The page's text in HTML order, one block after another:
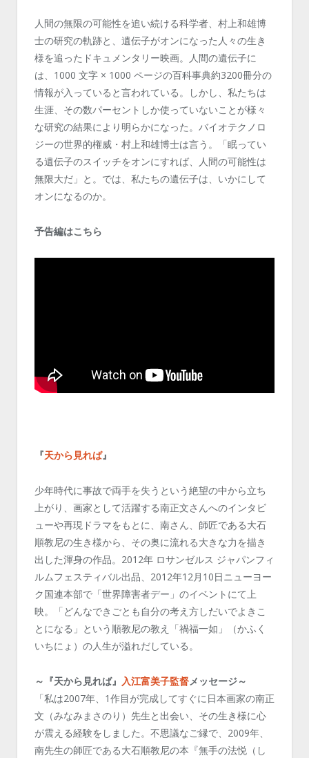
人間の無限の可能性を追い続ける科学者、村上和雄博
士の研究の軌跡と、遺伝子がオンになった人々の生き
様を追ったドキュメンタリー映画。人間の遺伝子に
は、1000 文字 × 1000 ページの百科事典約3200冊分の
情報が入っていると言われている。しかし、私たちは
生涯、その数パーセントしか使っていないことが様々
な研究の結果により明らかになった。バイオテクノロ
ジーの世界的権威・村上和雄博士は言う。「眠ってい
る遺伝子のスイッチをオンにすれば、人間の可能性は
無限大だ」と。では、私たちの遺伝子は、いかにして
オンになるのか。
予告編はこちら
『天から見れば』
少年時代に事故で両手を失うという絶望の中から立ち
上がり、画家として活躍する南正文さんへのインタビ
ューや再現ドラマをもとに、南さん、師匠である大石
順教尼の生き様から、その奥に流れる大きな力を描き
出した渾身の作品。2012年 ロサンゼルス ジャパンフィ
ルムフェスティバル出品、2012年12月10日ニューヨー
ク国連本部で「世界障害者デー」のイベントにて上
映。「どんなできごとも自分の考え方しだいでよきこ
とになる」という順教尼の教え「禍福一如」（かふく
いちにょ）の人生が溢れだしている。
～『天から見れば』 入江富美子監督メッセージ～
「私は2007年、1作目が完成してすぐに日本画家の南正
文（みなみまさのり）先生と出会い、その生き様に心
が震える経験をしました。不思議なご縁で、2009年、
南先生の師匠である大石順教尼の本『無手の法悦（し